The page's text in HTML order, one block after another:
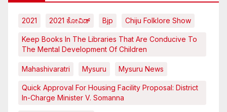
2021 2021 ಕೋವಿಡ್‌ Bjp Chiju Folklore Show
Keep Books In The Libraries That Are Conducive To
The Mental Development Of Children
Mahashivaratri Mysuru Mysuru News
Quick Approval For Housing Facility Proposal: District
In-Charge Minister V. Somanna